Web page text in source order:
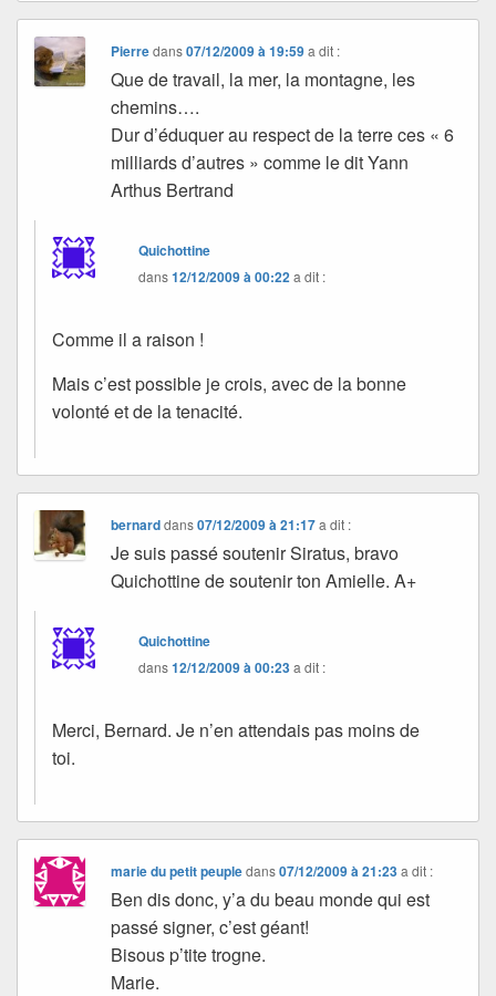
Pierredans07/12/2009 à 19:59 a dit :
Que de travail, la mer, la montagne, les
chemins….
Dur d’éduquer au respect de la terre ces « 6
milliards d’autres » comme le dit Yann
Arthus Bertrand
Quichottine
dans12/12/2009 à 00:22 a dit :
Comme il a raison !
Mais c’est possible je crois, avec de la bonne
volonté et de la tenacité.
bernarddans07/12/2009 à 21:17 a dit :
Je suis passé soutenir Siratus, bravo
Quichottine de soutenir ton Amielle. A+
Quichottine
dans12/12/2009 à 00:23a dit :
Merci, Bernard. Je n’en attendais pas moins de
toi.
marie du petit peupledans07/12/2009 à 21:23 a dit :
Ben dis donc, y’a du beau monde qui est
passé signer, c’est géant!
Bisous p’tite trogne.
Marie.